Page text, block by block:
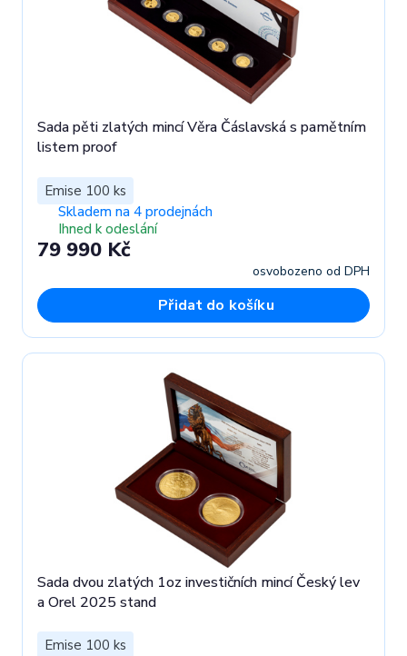
Sada pěti zlatých mincí Věra Čáslavská s pamětním
listem proof
Emise 100 ks
Skladem na 4 prodejnách
Ihned k odeslání
79 990 Kč
osvobozeno od DPH
Přidat do košíku
Sada dvou zlatých 1oz investičních mincí Český lev
a Orel 2025 stand
Emise 100 ks